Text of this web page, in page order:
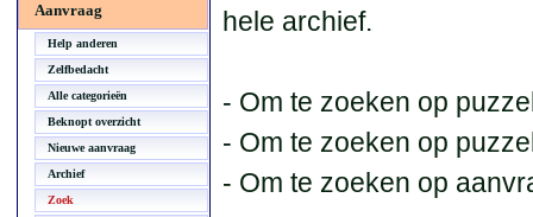
Aanvraag
Help anderen
Zelfbedacht
Alle categorieën
Beknopt overzicht
Nieuwe aanvraag
Archief
Zoek
hele archief.
- Om te zoeken op
- Om te zoeken op
- Om te zoeken op